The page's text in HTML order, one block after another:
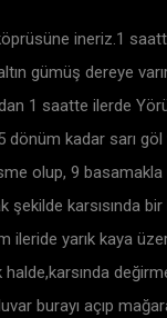
ineriz.1
gümüş dereye
1 saatte ilerde
kadar sarı göl
olup, 9
karsısında
ileride yarık kaya
halde,karsında
burayı açıp